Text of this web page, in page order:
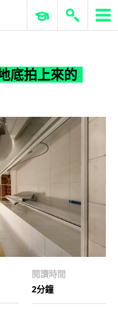
底拍上來的嗎？
ERP 與商業 AI
底拍上來的
閱讀時間
2分鐘